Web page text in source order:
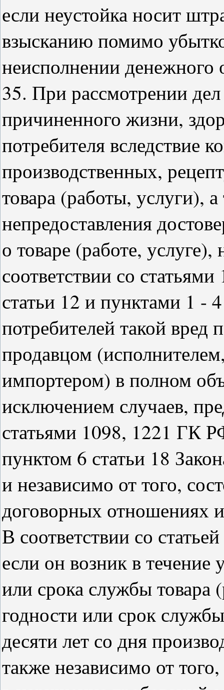
если неустойка носит
взысканию помимо
неисполнении денежного
35. При рассмотрении
причиненного жизни,
потребителя вследствие
производственных,
товара (работы, услуги), а
непредоставления
о товаре (работе,
соответствии со
статьи 12 и пунктами 1 -
потребителей такой
продавцом
импортером) в полном
исключением случаев,
статьями 1098, 1221 ГК
пунктом 6 статьи 18
и независимо от того,
договорных отношениях
В соответствии со
если он возник в течение
или срока службы товара
годности или срок
десяти лет со дня
также независимо от